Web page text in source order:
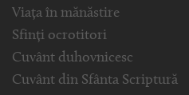
Viața în mănăstire
Sfinți ocrotitori
Cuvânt duhovnicesc
Cuvânt din Sfânta Scriptură